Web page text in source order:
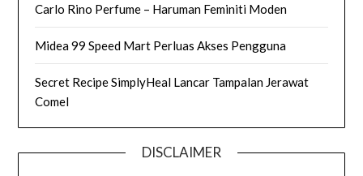
Carlo Rino Perfume – Haruman Feminiti Moden
Midea 99 Speed Mart Perluas Akses Pengguna
Secret Recipe SimplyHeal Lancar Tampalan Jerawat
Comel
DISCLAIMER